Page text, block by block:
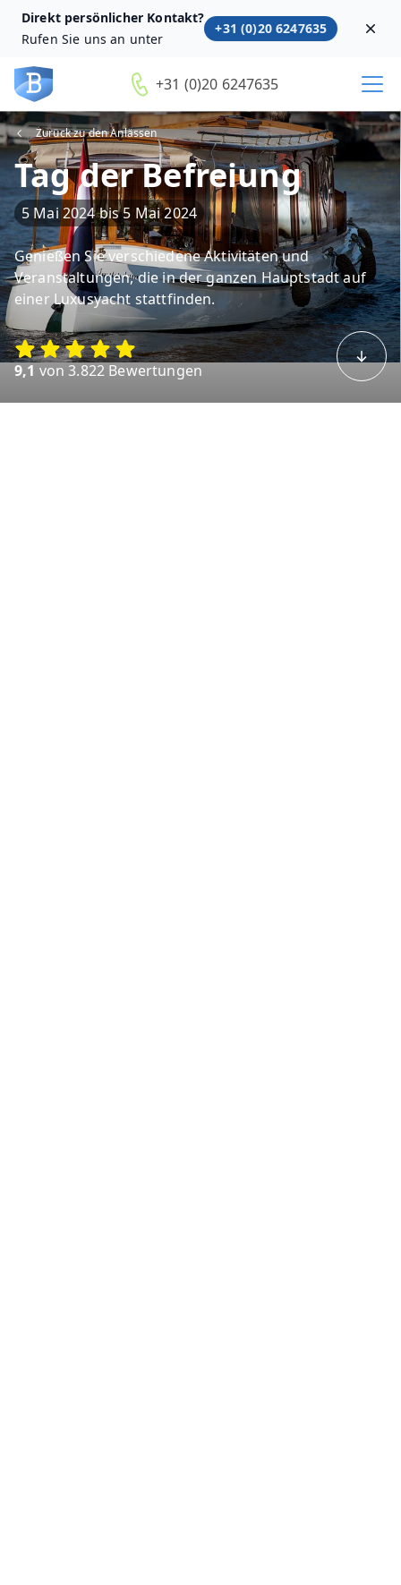
Direkt persönlicher Kontakt?
Rufen Sie uns an unter
+31 (0)20 6247635
+31 (0)20 6247635
Zurück zu den Anlässen
Tag der Befreiung
5 Mai 2024bis5 Mai 2024
Genießen Sie verschiedene Aktivitäten und
Veranstaltungen, die in der ganzen Hauptstadt auf
einer Luxusyacht stattfinden.
9,1 von 3.822 Bewertungen